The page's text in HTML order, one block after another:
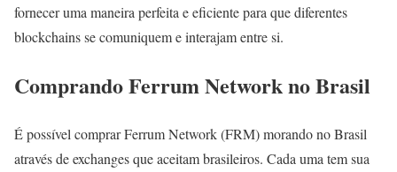
fornecer uma maneira perfeita e eficiente para que diferentes
blockchains se comuniquem e interajam entre si.
Comprando Ferrum Network no Brasil
É possível comprar Ferrum Network (FRM) morando no Brasil
através de exchanges que aceitam brasileiros. Cada uma tem sua